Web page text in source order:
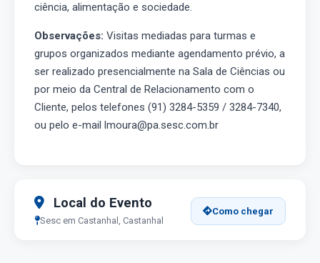
ciência, alimentação e sociedade.
Observações: Visitas mediadas para turmas e
grupos organizados mediante agendamento prévio, a
ser realizado presencialmente na Sala de Ciências ou
por meio da Central de Relacionamento com o
Cliente, pelos telefones (91) 3284-5359 / 3284-7340,
ou pelo e-mail lmoura@pa.sesc.com.br
Local do Evento
Sesc em Castanhal, Castanhal
Como chegar